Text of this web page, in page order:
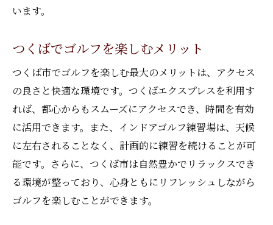
います。
つくばでゴルフを楽しむメリット
つくば市でゴルフを楽しむ最大のメリットは、アクセス
の良さと快適な環境です。つくばエクスプレスを利用す
れば、都心からもスムーズにアクセスでき、時間を有効
に活用できます。また、インドアゴルフ練習場は、天候
に左右されることなく、計画的に練習を続けることが可
能です。さらに、つくば市は自然豊かでリラックスでき
る環境が整っており、心身ともにリフレッシュしながら
ゴルフを楽しむことができます。